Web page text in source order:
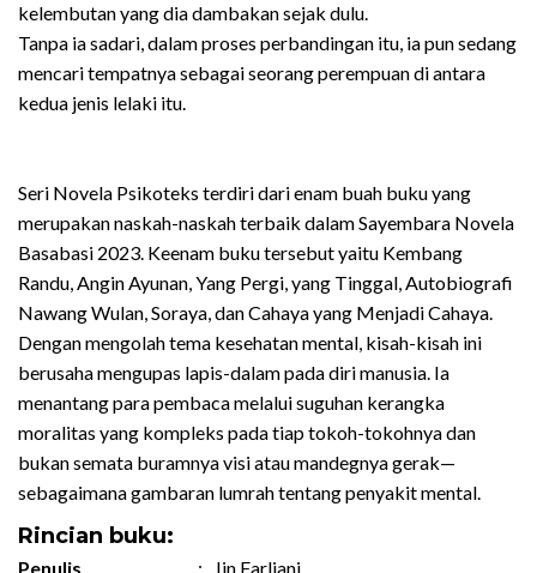
kelembutan yang dia dambakan sejak dulu.
Tanpa ia sadari, dalam proses perbandingan itu, ia pun sedang
mencari tempatnya sebagai seorang perempuan di antara
kedua jenis lelaki itu.
Seri Novela Psikoteks terdiri dari enam buah buku yang
merupakan naskah-naskah terbaik dalam Sayembara Novela
Basabasi 2023. Keenam buku tersebut yaitu Kembang
Randu, Angin Ayunan, Yang Pergi, yang Tinggal, Autobiografi
Nawang Wulan, Soraya, dan Cahaya yang Menjadi Cahaya.
Dengan mengolah tema kesehatan mental, kisah-kisah ini
berusaha mengupas lapis-dalam pada diri manusia. Ia
menantang para pembaca melalui suguhan kerangka
moralitas yang kompleks pada tiap tokoh-tokohnya dan
bukan semata buramnya visi atau mandegnya gerak—
sebagaimana gambaran lumrah tentang penyakit mental.
Rincian buku:
Penulis : Iin Farliani